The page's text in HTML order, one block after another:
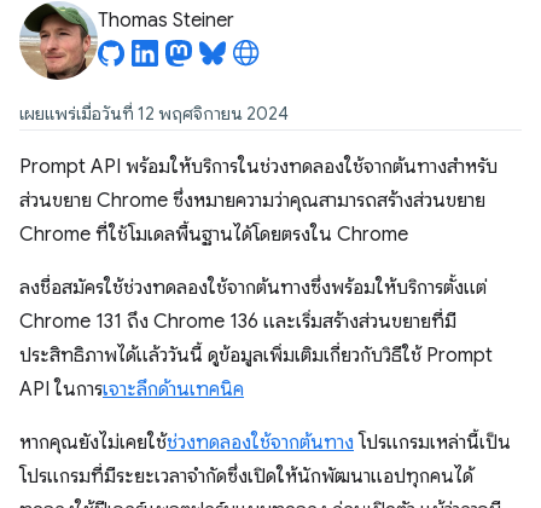
Thomas Steiner
เผยแพร่เมื่อวันที่ 12 พฤศจิกายน 2024
Prompt API พร้อมให้บริการในช่วงทดลองใช้จากต้นทางสำหรับ
ส่วนขยาย Chrome ซึ่งหมายความว่าคุณสามารถสร้างส่วนขยาย
Chrome ที่ใช้โมเดลพื้นฐานได้โดยตรงใน Chrome
ลงชื่อสมัครใช้ช่วงทดลองใช้จากต้นทางซึ่งพร้อมให้บริการตั้งแต่
Chrome 131 ถึง Chrome 136 และเริ่มสร้างส่วนขยายที่มี
ประสิทธิภาพได้แล้ววันนี้ ดูข้อมูลเพิ่มเติมเกี่ยวกับวิธีใช้ Prompt
API ในการเจาะลึกด้านเทคนิค
หากคุณยังไม่เคยใช้ช่วงทดลองใช้จากต้นทาง โปรแกรมเหล่านี้เป็น
โปรแกรมที่มีระยะเวลาจำกัดซึ่งเปิดให้นักพัฒนาแอปทุกคนได้